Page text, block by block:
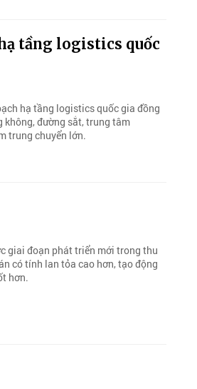
tầng logistics quốc
hạ tầng logistics quốc gia đồng
không, đường sắt, trung tâm
trung chuyển lớn.
giai đoạn phát triển mới trong thu
có tính lan tỏa cao hơn, tạo động
hơn.